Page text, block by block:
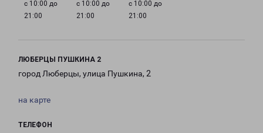
с 10:00 до
21:00
с 10:00 до
21:00
с 10:00 до
21:00
ЛЮБЕРЦЫ ПУШКИНА 2
город Люберцы, улица Пушкина, 2
на карте
ТЕЛЕФОН